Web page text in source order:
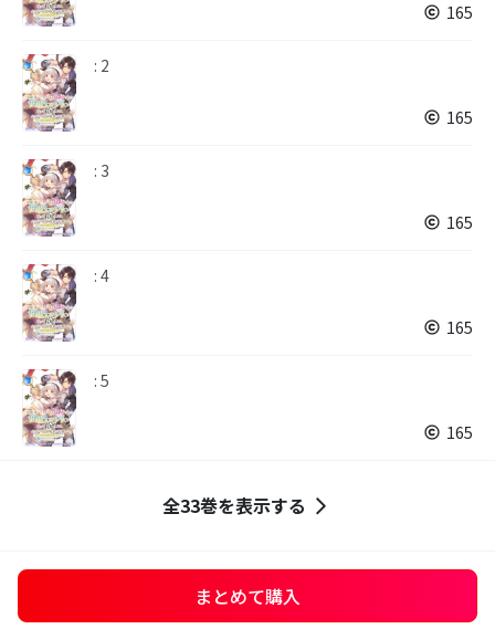
165
: 2
165
: 3
165
: 4
165
: 5
165
全33巻を表示する
まとめて購入